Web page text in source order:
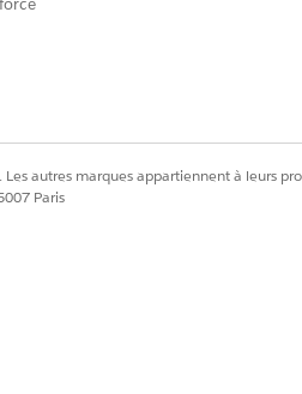
participants à la réunion
autres marques appartiennent à leurs
Paris